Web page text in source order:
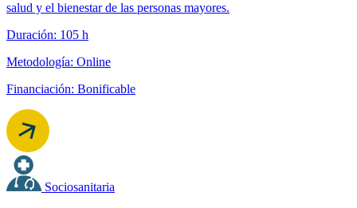
salud y el bienestar de las personas mayores.
Duración: 105 h
Metodología: Online
Financiación: Bonificable
Sociosanitaria